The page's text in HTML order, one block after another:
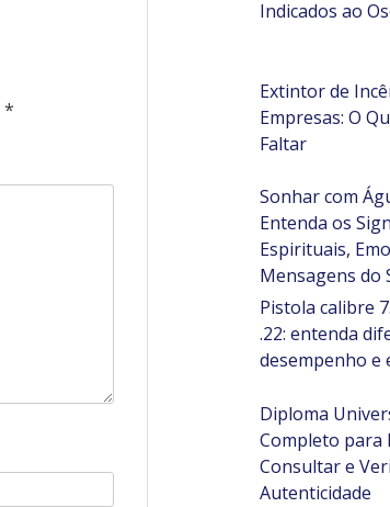
*
Indicados ao
Extintor de
Empresas: O
Faltar
Sonhar com
Entenda os
Espirituais,
Mensagens do
Pistola calibre
.22: entenda
desempenho e
Diploma
Completo para
Consultar e
Autenticidade